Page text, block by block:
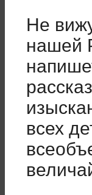
Не
нашей
всех